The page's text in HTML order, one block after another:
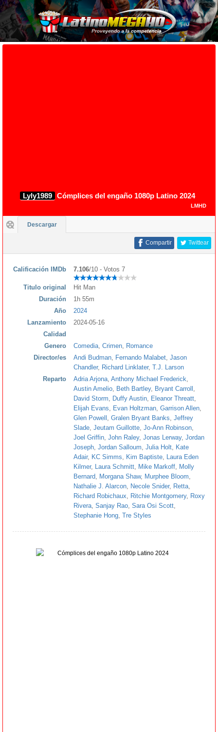
Lyly1989 Cómplices del engaño 1080p Latino 2024
LMHD
Descargar
Twittear
Compartir
Calificación IMDb 7.106/10 - Votos 7
Titulo original
Hit Man
Duración
1h 55m
Año
2024
Lanzamiento
2024-05-16
Calidad
Genero
Comedia Crimen
Romance
Director/es
Andi Budman Fernando Malabet Jason
Chandler, Richard Linklater, T.J. Larson
Reparto
Adria Arjona Anthony Michael Frederick
Austin Amelio
Beth Bartley, Bryant Carroll
David Storm
Duffy Austin Eleanor Threatt
Elijah Evans
Evan Holtzman Garrison Allen
Glen Powell
Gralen Bryant Banks Jeffrey
Slade Jeutam Guillotte Jo-Ann Robinson
Joel Griffin John Raley, Jonas Lerway, Jordan
Joseph Jordan Salloum Julia Holt
Kate
Adair, KC Simms Kim Baptiste
Laura Eden
Kilmer, Laura Schmitt Mike Markoff
Molly
Bernard
Morgana Shaw, Murphee Bloom
Nathalie J. Alarcon
Necole Snider, Retta
Richard Robichaux
Ritchie Montgomery, Roxy
Rivera Sanjay Rao Sara Osi Scott
Stephanie Hong Tre Styles